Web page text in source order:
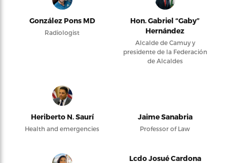
González Pons MD
Radiologist
Hon. Gabriel “Gaby”
Hernández
Alcalde de Camuy y
presidente de la Federación
de Alcaldes
Heriberto N. Saurí
Health and emergencies
Jaime Sanabria
Professor of Law
Lcdo Josué Cardona